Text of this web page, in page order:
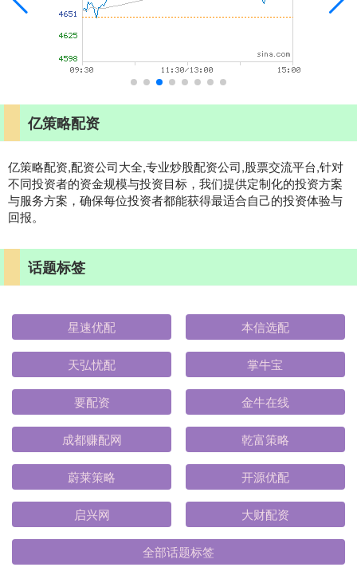
亿策略配资
亿策略配资,配资公司大全,专业炒股配资公司,股票交流平台,针对
不同投资者的资金规模与投资目标，我们提供定制化的投资方案
与服务方案，确保每位投资者都能获得最适合自己的投资体验与
回报。
话题标签
星速优配 本信选配
天弘忧配 掌牛宝
要配资 金牛在线
成都赚配网 乾富策略
蔚莱策略 开源优配
启兴网 大财配资
全部话题标签